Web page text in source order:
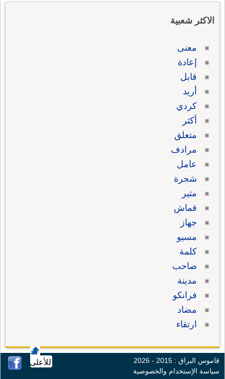
الاكثر شعبية
معنى
إعادة
قابل
أريد
كردي
أكثر
متعلق
مرادف
عامل
شجرة
مثير
قماش
جهاز
مسيو
كلمة
صاحب
مدينة
فرانكو
مضاد
ارتقاء
للأعلى
قاموس البراق : 2015 - 2026
سياسة الإستخدام والخصوصية